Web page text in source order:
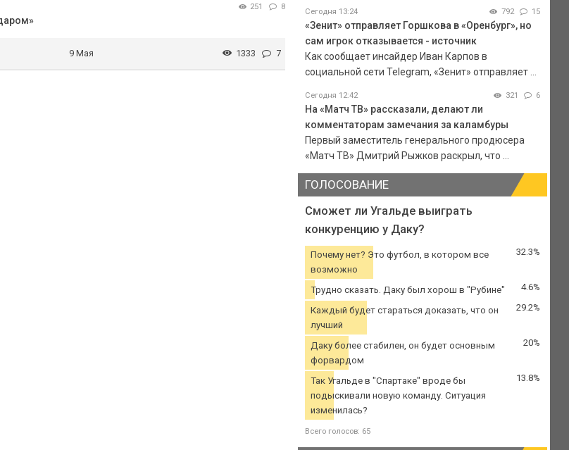
251 8
9 Мая 1333 7
Сегодня 13:24 792 15
«Зенит» отправляет Горшкова в «Оренбург», но
сам игрок отказывается - источник
Как сообщает инсайдер Иван Карпов в
социальной сети Telegram, «Зенит» отправляет ...
Сегодня 12:42 321 6
На «Матч ТВ» рассказали, делают ли
комментаторам замечания за каламбуры
Первый заместитель генерального продюсера
«Матч ТВ» Дмитрий Рыжков раскрыл, что ...
ГОЛОСОВАНИЕ
Сможет ли Угальде выиграть
конкуренцию у Даку?
Почему нет? Это футбол, в котором все
возможно
32.3%
Трудно сказать. Даку был хорош в "Рубине" 4.6%
Каждый будет стараться доказать, что он
лучший
29.2%
Даку более стабилен, он будет основным
форвардом
20%
Так Угальде в "Спартаке" вроде бы
подыскивали новую команду. Ситуация
изменилась?
13.8%
Всего голосов: 65